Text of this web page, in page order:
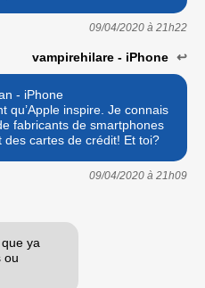
09/04/2020 à 21h22
vampirehilare - iPhone ↩
- iPhone
qu’Apple inspire. Je connais
fabricants de smartphones
des cartes de crédit! Et toi?
09/04/2020 à 21h09
ya
ou